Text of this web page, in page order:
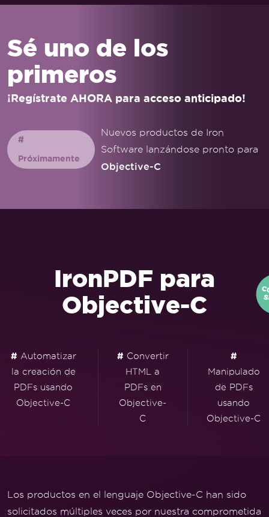
Sé uno de los
primeros
¡Regístrate AHORA para acceso anticipado!
#
Próximamente
Nuevos productos de Iron
Software lanzándose pronto para
Objective-C
IronPDF para
Objective-C
# Automatizar
la creación de
PDFs usando
Objective-C
# Convertir
HTML a
PDFs en
Objective-
C
#
Manipulado
de PDFs
usando
Objective-C
Los productos en el lenguaje Objective-C han sido
solicitados múltiples veces por nuestra comprometida